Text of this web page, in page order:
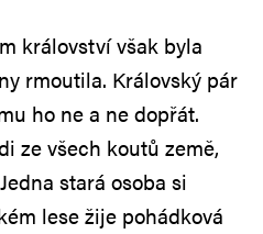
království však byla
rmoutila. Královský pár
ho ne a ne dopřát.
ze všech koutů země,
stará osoba si
lese žije pohádková